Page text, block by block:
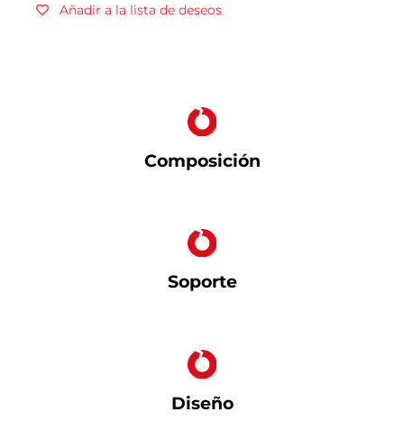
Añadir a la lista de deseos
Composición
Soporte
Diseño